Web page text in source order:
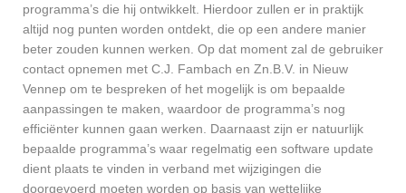
programma’s die hij ontwikkelt. Hierdoor zullen er in praktijk
altijd nog punten worden ontdekt, die op een andere manier
beter zouden kunnen werken. Op dat moment zal de gebruiker
contact opnemen met C.J. Fambach en Zn.B.V. in Nieuw
Vennep om te bespreken of het mogelijk is om bepaalde
aanpassingen te maken, waardoor de programma’s nog
efficiënter kunnen gaan werken. Daarnaast zijn er natuurlijk
bepaalde programma’s waar regelmatig een software update
dient plaats te vinden in verband met wijzigingen die
doorgevoerd moeten worden op basis van wettelijke